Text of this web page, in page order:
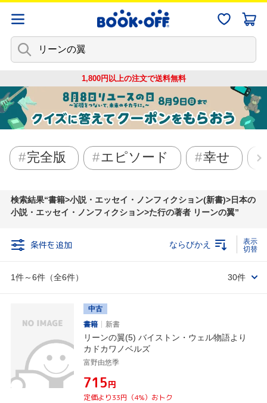
1,800円以上の注文で送料無料
完全版 エピソード 幸せ
検索結果 書籍>小説・エッセイ・ノンフィクション(新書)>日本の
小説・エッセイ・ノンフィクション>た行の著者 リーンの翼
条件を追加
1件～6件（全6件）
ならびかえ
30件
中古
書籍
新書
リーンの翼(5) バイストン・ウェル物語より
カドカワノベルズ
富野由悠季
¥715円
定価より33円（4%）おトク